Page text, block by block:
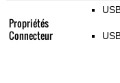
Propriétés
Connecteur